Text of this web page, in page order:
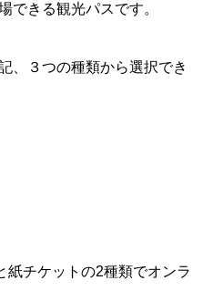
できる観光パスです。
、３つの種類から選択でき
紙チケットの2種類でオンラ